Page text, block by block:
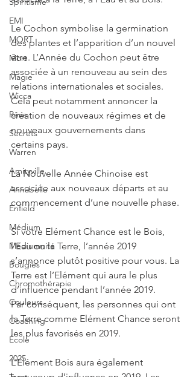
EMI
MORT
Mort
Magie
Wicca
Rêve
Secrets
Warren
Amityville
Annabelle
Enfield
Médium
Médiumnité
Bougies
Chromothérapie
Couleurs
Coaching
École
2025
Le Cochon symbolise la germination
des plantes et l’apparition d’un nouvel
être. L’Année du Cochon peut être
associée à un renouveau au sein des
relations internationales et sociales.
Cela peut notamment annoncer la
création de nouveaux régimes et de
nouveaux gouvernements dans
certains pays.
La Nouvelle Année Chinoise est
associée aux nouveaux départs et au
commencement d’une nouvelle phase.
Si votre Elément Chance est le Bois,
l’Eau ou la Terre, l’année 2019
s’annonce plutôt positive pour vous. La
Terre est l’Elément qui aura le plus
d’influence pendant l’année 2019.
Par conséquent, les personnes qui ont
la Terre comme Elément Chance seront
les plus favorisés en 2019.
L’Elément Bois aura également